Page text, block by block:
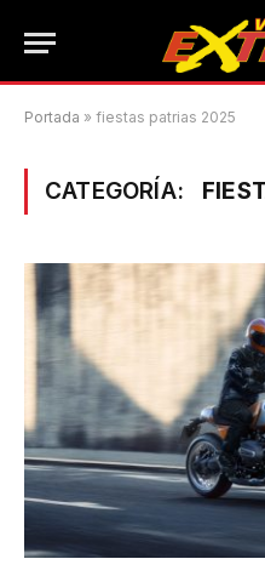
Portada » fiestas patrias 2025
CATEGORÍA: